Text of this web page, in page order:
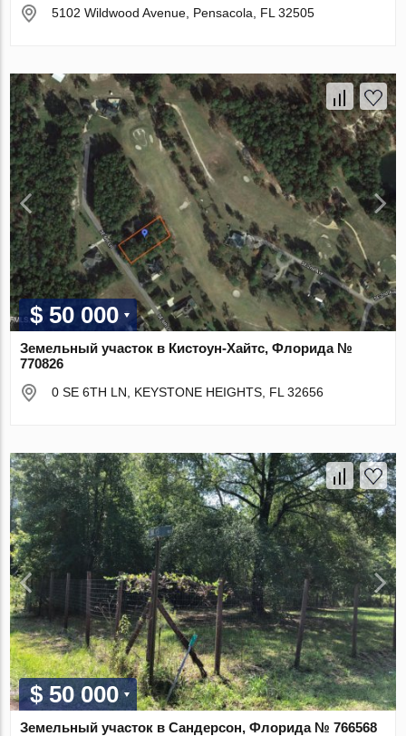
5102 Wildwood Avenue, Pensacola, FL 32505
$ 50 000
Земельный участок в Кистоун-Хайтс, Флорида №
770826
0 SE 6TH LN, KEYSTONE HEIGHTS, FL 32656
$ 50 000
Земельный участок в Сандерсон, Флорида № 766568